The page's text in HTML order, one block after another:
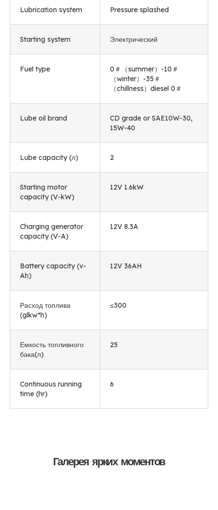
Lubrication system Pressure splashed
Starting system Электрический
Fuel type 0 ＃（summer）-10＃
（winter）-35＃
（chillness）diesel 0＃
Lube oil brand CD grade or SAE10W-30,
15W-40
Lube capacity(л) 2
Starting motor
capacity(V-kW)
12V 1.6kW
Charging generator
capacity(V-A)
12V 8.3A
Battery capacity(v-
Ah)
12V 36AH
Расход топлива
(glkw*h)
≤300
Емкость топливного
бака(л)
25
Continuous running
time (hr)
6
Галерея ярких моментов